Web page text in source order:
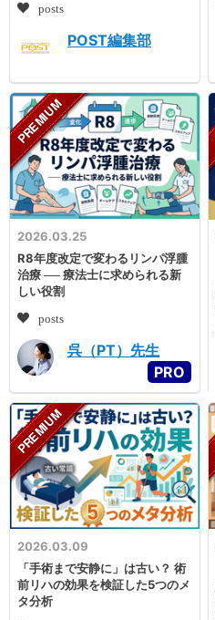
posts
POST編集部
2026.03.25
R8年度改定で変わるリンパ浮腫
治療 ── 療法士に求められる新
しい役割
posts
呉（PT）先生
2026.03.09
「手術まで安静に」は古い？ 術
前リハの効果を検証した5つのメ
タ分析